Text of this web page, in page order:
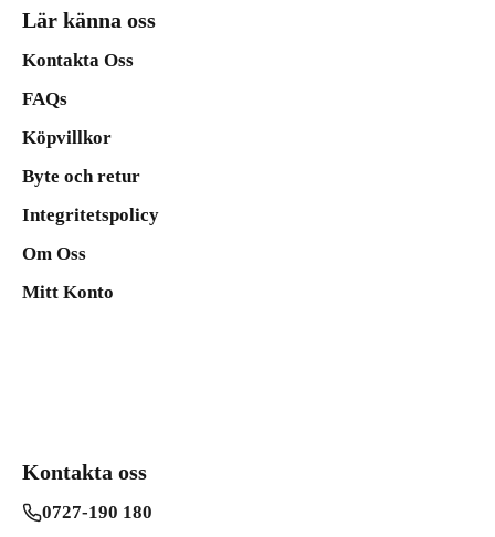
Lär känna oss
Kontakta Oss
FAQs
Köpvillkor
Byte och retur
Integritetspolicy
Om Oss
Mitt Konto
Kontakta oss
0727-190 180